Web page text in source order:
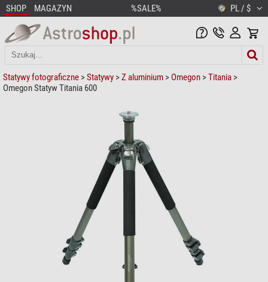
SHOP MAGAZYN %SALE% PL / $
Statywy fotograficzne >Statywy >Z aluminium > Omegon >Titania >
Omegon Statyw Titania 600